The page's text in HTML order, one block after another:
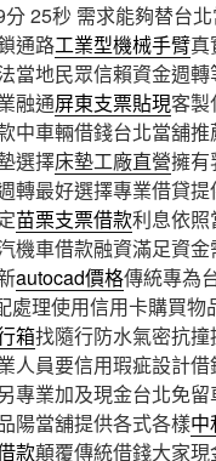
25秒 需求能夠替台
通路工業型機械手臂真
當地民眾信賴資金週
融通屏東支票貼現客製
中車輛借錢台北當舖
選擇床墊工廠直營擁有
轉最好選擇專業借貸
苗栗支票借款利息依
機車借款融資滿足資
autocad價格傳統專為
處理使用信用卡購買物
箱找隨行防水氣密抗
人員要信用瑕疵設計借
專業加及現金台北免
陽當舖提供各式各樣中
款顛覆傳統借錢大家